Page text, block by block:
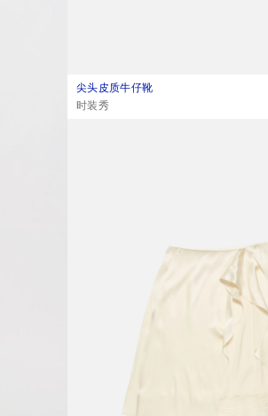
尖头皮质牛仔靴
当前颜色： 棕色
價格：¥16,000。
,
时装秀